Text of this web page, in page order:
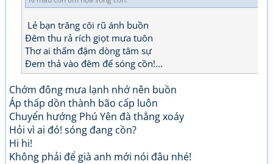
Lẻ bạn trăng côi rũ ánh buồn
Đêm thu rả rích giọt mưa tuôn
Thơ ai thấm đậm dòng tâm sự
Đem thả vào đêm để sóng cồn!...
Chớm đông mưa lạnh nhớ nên buồn
Áp thấp dồn thành bão cấp luôn
Chuyển hướng Phú Yên đà thẳng xoáy
Hỏi vì ai đó! sóng đang cồn?
Hi hi!
Không phải để già anh mới nói đâu nhé!